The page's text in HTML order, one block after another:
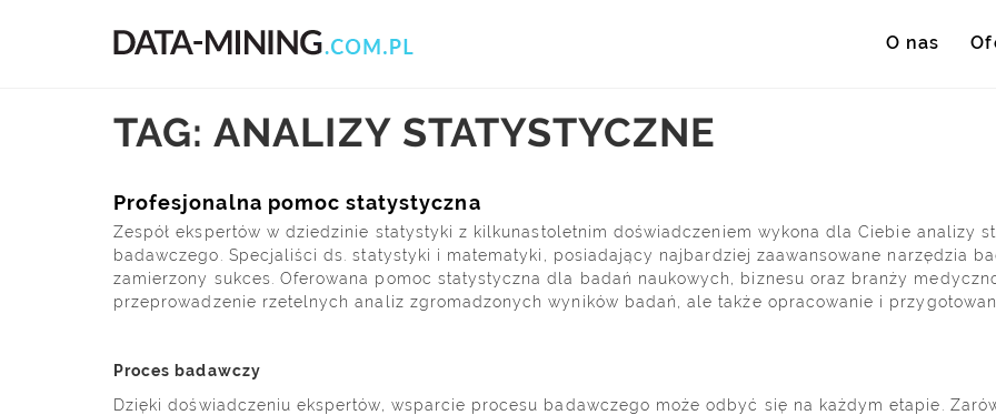
O nas
TAG: ANALIZY STATYSTYCZNE
Profesjonalna pomoc statystyczna
Zespół ekspertów w dziedzinie statystyki z kilkunastoletnim doświadczeniem wykona dla Ciebie analizy
badawczego. Specjaliści ds. statystyki i matematyki, posiadający najbardziej zaawansowane narzędzia
zamierzony sukces. Oferowana pomoc statystyczna dla badań naukowych, biznesu oraz branży
przeprowadzenie rzetelnych analiz zgromadzonych wyników badań, ale także opracowanie i
Proces badawczy
Dzięki doświadczeniu ekspertów, wsparcie procesu badawczego może odbyć się na każdym etapie.